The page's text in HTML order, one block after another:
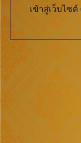
เข้าสู่เว็บไซ